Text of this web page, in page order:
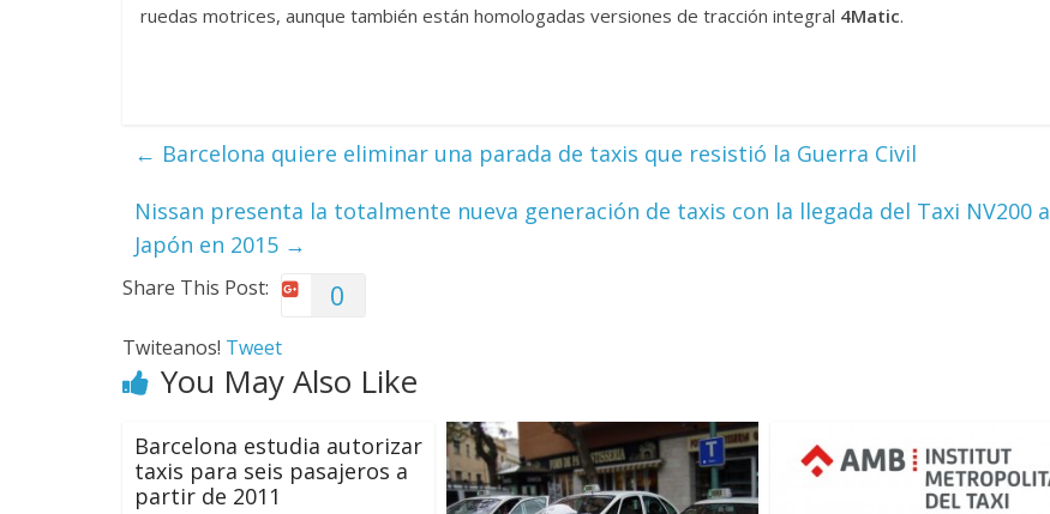
ruedas motrices, aunque también están homologadas versiones de tracción integral 4Matic.
← Barcelona quiere eliminar una parada de taxis que resistió la Guerra Civil
Nissan presenta la totalmente nueva generación de taxis con la llegada del Taxi NV200 a
Japón en 2015 →
Share This Post: 0
Twiteanos! Tweet
You May Also Like
Barcelona estudia autorizar
taxis para seis pasajeros a
partir de 2011